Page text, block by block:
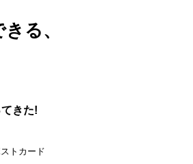
る、
きた!
トカード